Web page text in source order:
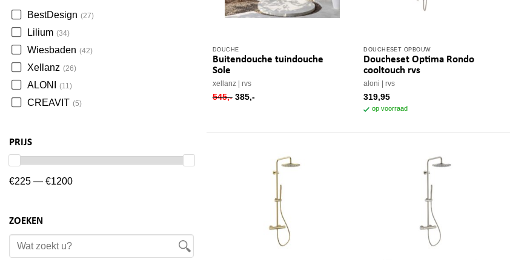
BestDesign (27)
Lilium (34)
Wiesbaden (42)
Xellanz (26)
ALONI (11)
CREAVIT (5)
PRIJS
€225 — €1200
ZOEKEN
DOUCHE
Buitendouche tuindouche
Sole
xellanz rvs
545,- oorspronkelijke
385,-huidige
DOUCHESET OPBOUW
Doucheset Optima Rondo
cooltouch rvs
aloni rvs
319,95
op voorraad